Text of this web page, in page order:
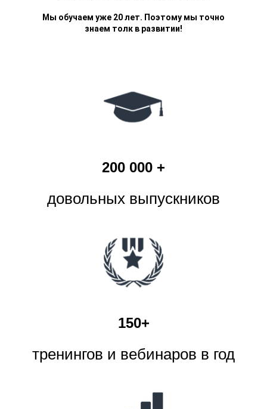
Мы обучаем уже 20 лет. Поэтому мы точно
знаем толк в развитии!
200 000 +
довольных выпускников
150+
тренингов и вебинаров в год